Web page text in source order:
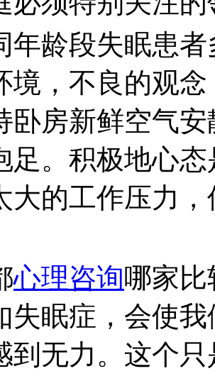
段失眠患者
境，不良的观
卧房新鲜空气
足。积极地心
大的工作压力
心理咨询哪家
失眠症，会使
到无力。这个